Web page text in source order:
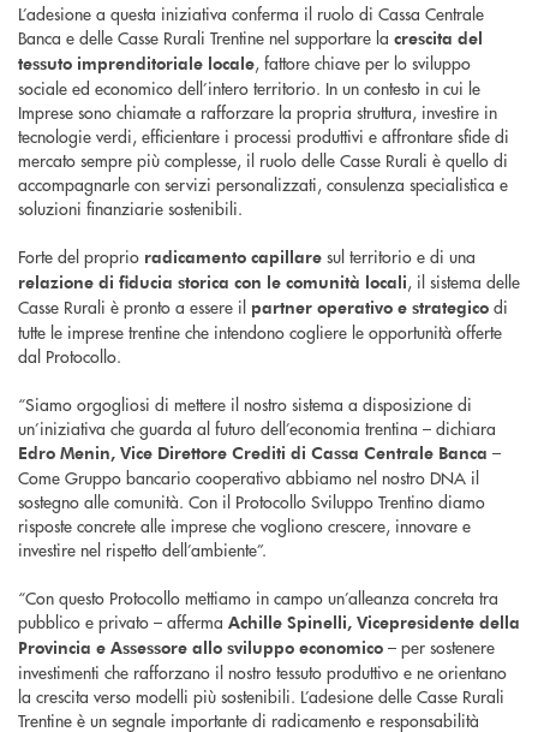
L’adesione a questa iniziativa conferma il ruolo di Cassa Centrale
Banca e delle Casse Rurali Trentine nel supportare la crescita del
tessuto imprenditoriale locale, fattore chiave per lo sviluppo
sociale ed economico dell’intero territorio. In un contesto in cui le
Imprese sono chiamate a rafforzare la propria struttura, investire in
tecnologie verdi, efficientare i processi produttivi e affrontare sfide di
mercato sempre più complesse, il ruolo delle Casse Rurali è quello di
accompagnarle con servizi personalizzati, consulenza specialistica e
soluzioni finanziarie sostenibili.
Forte del proprio radicamento capillare sul territorio e di una
relazione di fiducia storica con le comunità locali, il sistema delle
Casse Rurali è pronto a essere il partner operativo e strategico di
tutte le imprese trentine che intendono cogliere le opportunità offerte
dal Protocollo.
“Siamo orgogliosi di mettere il nostro sistema a disposizione di
un’iniziativa che guarda al futuro dell’economia trentina – dichiara
Edro Menin, Vice Direttore Crediti di Cassa Centrale Banca –
Come Gruppo bancario cooperativo abbiamo nel nostro DNA il
sostegno alle comunità. Con il Protocollo Sviluppo Trentino diamo
risposte concrete alle imprese che vogliono crescere, innovare e
investire nel rispetto dell’ambiente”.
“Con questo Protocollo mettiamo in campo un’alleanza concreta tra
pubblico e privato – afferma Achille Spinelli, Vicepresidente della
Provincia e Assessore allo sviluppo economico – per sostenere
investimenti che rafforzano il nostro tessuto produttivo e ne orientano
la crescita verso modelli più sostenibili. L’adesione delle Casse Rurali
Trentine è un segnale importante di radicamento e responsabilità